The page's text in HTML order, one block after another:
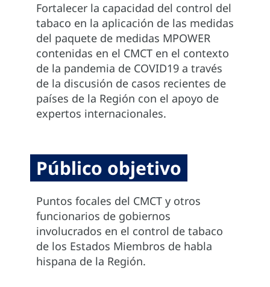
Fortalecer la capacidad del control del
tabaco en la aplicación de las medidas
del paquete de medidas MPOWER
contenidas en el CMCT en el contexto
de la pandemia de COVID19 a través
de la discusión de casos recientes de
países de la Región con el apoyo de
expertos internacionales.
Público objetivo
Puntos focales del CMCT y otros
funcionarios de gobiernos
involucrados en el control de tabaco
de los Estados Miembros de habla
hispana de la Región.